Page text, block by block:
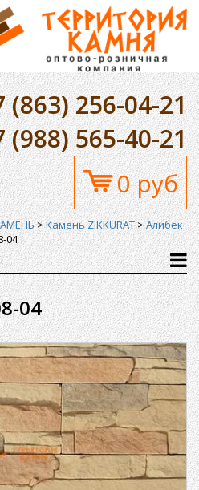
(863) 256-04-21
(988) 565-40-21
0 руб
>Камень ZIKKURAT>Алибек
04
04